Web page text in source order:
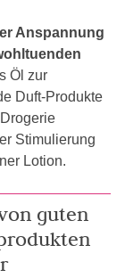
Anspannung
Öl zur
Duft-Produkte
Stimulierung
Lotion.
guten